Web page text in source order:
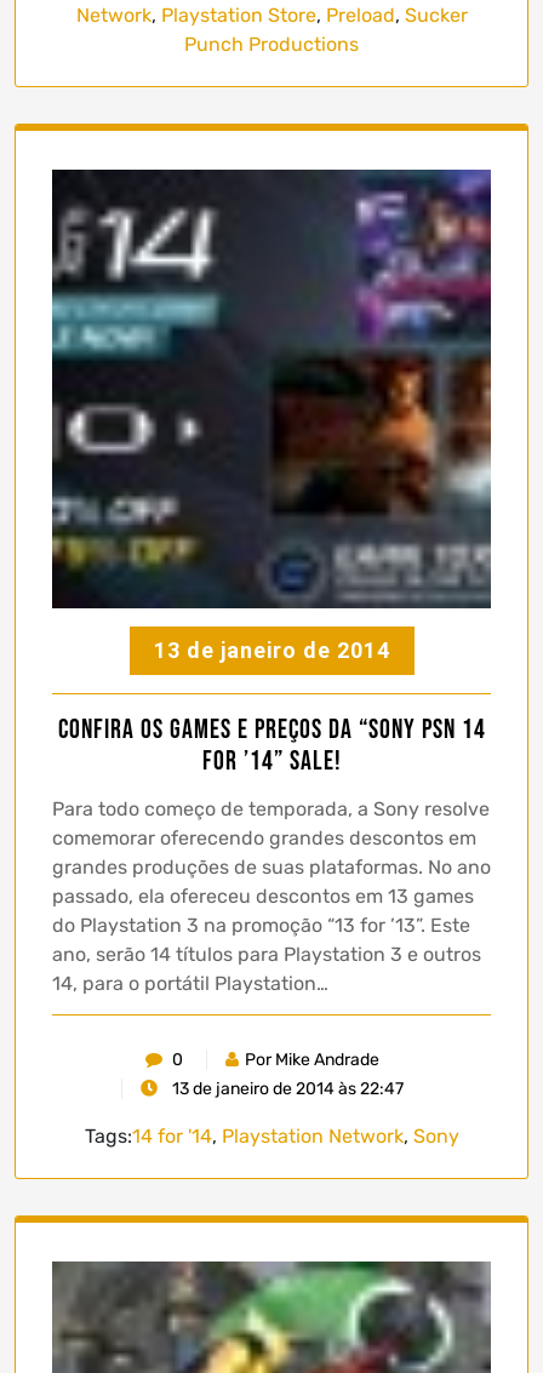
Network, Playstation Store, Preload, Sucker
Punch Productions
13 de janeiro de 2014
Confira os games e preços da “Sony PSN 14
for ’14” Sale!
Para todo começo de temporada, a Sony resolve
comemorar oferecendo grandes descontos em
grandes produções de suas plataformas. No ano
passado, ela ofereceu descontos em 13 games
do Playstation 3 na promoção “13 for ’13”. Este
ano, serão 14 títulos para Playstation 3 e outros
14, para o portátil Playstation…
0
Por Mike Andrade
13 de janeiro de 2014 às 22:47
Tags:14 for '14, Playstation Network, Sony